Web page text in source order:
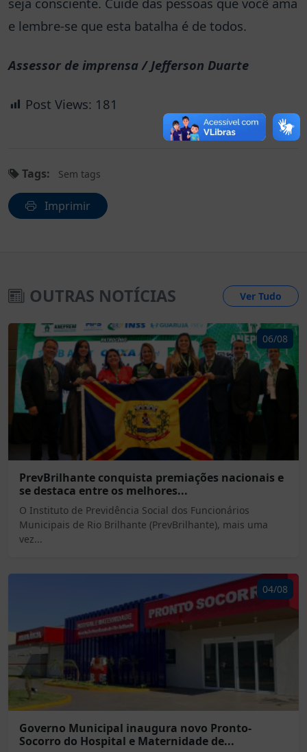
e lembre-se que esta batalha é de todos.
Assessor de imprensa / Jefferson Duarte
Post Views: 181
Tags: Sem tags
Imprimir
OUTRAS NOTÍCIAS Ver Tudo
06/08
PrevBrilhante conquista premiações nacionais e
se destaca entre os melhores...
O Instituto de Previdência Social dos Funcionários
Municipais de Rio Brilhante (PrevBrilhante), mais uma
vez...
04/08
Governo Municipal inaugura novo Pronto-
Socorro do Hospital e Maternidade de...